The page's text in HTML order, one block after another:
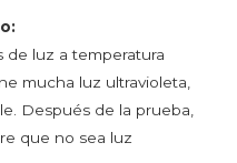
de luz a temperatura
mucha luz ultravioleta,
Después de la prueba,
que no sea luz